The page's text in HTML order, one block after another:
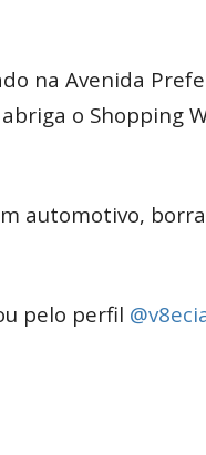
na Avenida
o Shopping
automotivo,
pelo perfil